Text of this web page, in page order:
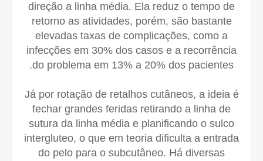
direção a linha média. Ela reduz o tempo de
retorno as atividades, porém, são bastante
elevadas taxas de complicações, como a
infecções em 30% dos casos e a recorrência
do problema em 13% a 20% dos pacientes.
Já por rotação de retalhos cutâneos, a ideia é
fechar grandes feridas retirando a linha de
sutura da linha média e planificando o sulco
intergluteo, o que em teoria dificulta a entrada
do pelo para o subcutâneo. Há diversas